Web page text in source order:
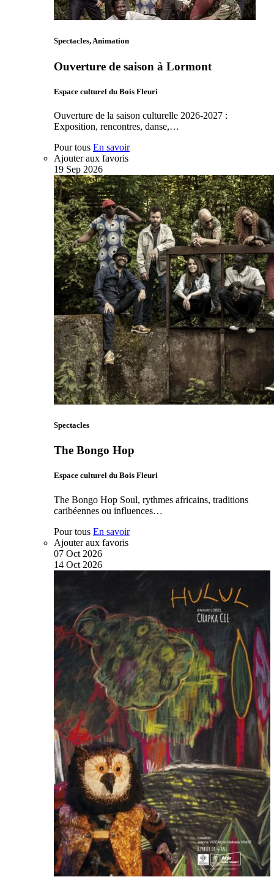
Spectacles, Animation
Ouverture de saison à Lormont
Espace culturel du Bois Fleuri
Ouverture de la saison culturelle 2026-2027 :
Exposition, rencontres, danse,…
Pour tous En savoir
Ajouter aux favoris
19 Sep 2026
Spectacles
The Bongo Hop
Espace culturel du Bois Fleuri
The Bongo Hop Soul, rythmes africains, traditions
caribéennes ou influences…
Pour tous En savoir
Ajouter aux favoris
07 Oct 2026
14 Oct 2026